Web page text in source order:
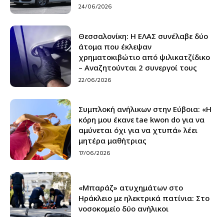
24/06/2026
Θεσσαλονίκη: H ΕΛΑΣ συνέλαβε δύο
άτομα που έκλεψαν
χρηματοκιβώτιο από ψιλικατζίδικο
– Αναζητούνται 2 συνεργοί τους
22/06/2026
Συμπλοκή ανήλικων στην Εύβοια: «Η
κόρη μου έκανε tae kwon do για να
αμύνεται όχι για να χτυπά» λέει
μητέρα μαθήτριας
17/06/2026
«Μπαράζ» ατυχημάτων στο
Ηράκλειο με ηλεκτρικά πατίνια: Στο
νοσοκομείο δύο ανήλικοι